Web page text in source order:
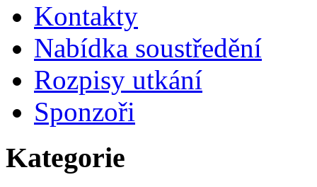
Kontakty
Nabídka soustředění
Rozpisy utkání
Sponzoři
Kategorie